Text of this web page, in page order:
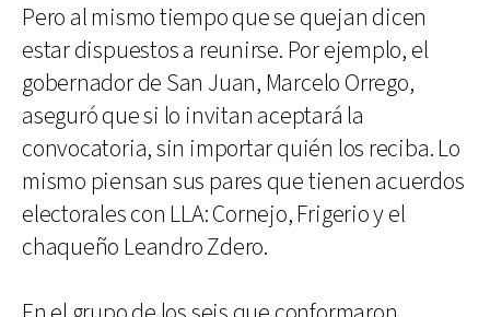
Pero al mismo tiempo que se quejan dicen
estar dispuestos a reunirse. Por ejemplo, el
gobernador de San Juan, Marcelo Orrego,
aseguró que si lo invitan aceptará la
convocatoria, sin importar quién los reciba. Lo
mismo piensan sus pares que tienen acuerdos
electorales con LLA: Cornejo, Frigerio y el
chaqueño Leandro Zdero.